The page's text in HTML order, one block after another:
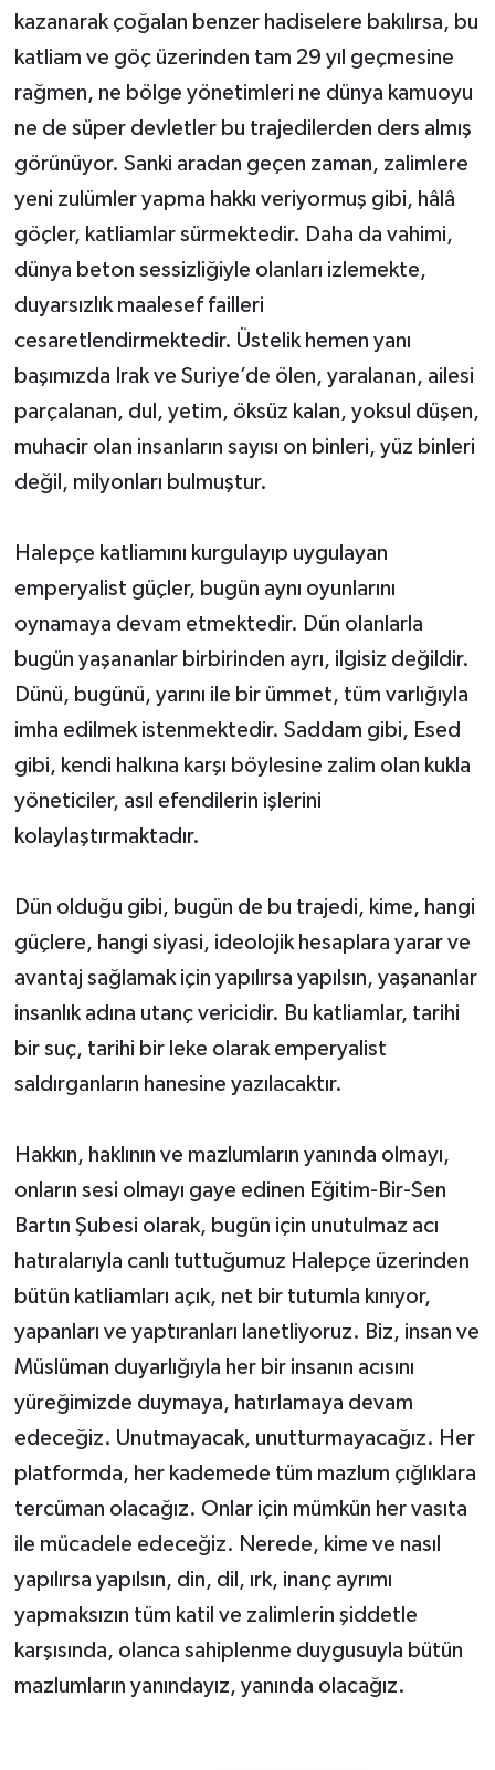
kazanarak çoğalan benzer hadiselere bakılırsa, bu
katliam ve göç üzerinden tam 29 yıl geçmesine
rağmen, ne bölge yönetimleri ne dünya kamuoyu
ne de süper devletler bu trajedilerden ders almış
görünüyor. Sanki aradan geçen zaman, zalimlere
yeni zulümler yapma hakkı veriyormuş gibi, hâlâ
göçler, katliamlar sürmektedir. Daha da vahimi,
dünya beton sessizliğiyle olanları izlemekte,
duyarsızlık maalesef failleri
cesaretlendirmektedir. Üstelik hemen yanı
başımızda Irak ve Suriye’de ölen, yaralanan, ailesi
parçalanan, dul, yetim, öksüz kalan, yoksul düşen,
muhacir olan insanların sayısı on binleri, yüz binleri
değil, milyonları bulmuştur.
Halepçe katliamını kurgulayıp uygulayan
emperyalist güçler, bugün aynı oyunlarını
oynamaya devam etmektedir. Dün olanlarla
bugün yaşananlar birbirinden ayrı, ilgisiz değildir.
Dünü, bugünü, yarını ile bir ümmet, tüm varlığıyla
imha edilmek istenmektedir. Saddam gibi, Esed
gibi, kendi halkına karşı böylesine zalim olan kukla
yöneticiler, asıl efendilerin işlerini
kolaylaştırmaktadır.
Dün olduğu gibi, bugün de bu trajedi, kime, hangi
güçlere, hangi siyasi, ideolojik hesaplara yarar ve
avantaj sağlamak için yapılırsa yapılsın, yaşananlar
insanlık adına utanç vericidir. Bu katliamlar, tarihi
bir suç, tarihi bir leke olarak emperyalist
saldırganların hanesine yazılacaktır.
Hakkın, haklının ve mazlumların yanında olmayı,
onların sesi olmayı gaye edinen Eğitim-Bir-Sen
Bartın Şubesi olarak, bugün için unutulmaz acı
hatıralarıyla canlı tuttuğumuz Halepçe üzerinden
bütün katliamları açık, net bir tutumla kınıyor,
yapanları ve yaptıranları lanetliyoruz. Biz, insan ve
Müslüman duyarlığıyla her bir insanın acısını
yüreğimizde duymaya, hatırlamaya devam
edeceğiz. Unutmayacak, unutturmayacağız. Her
platformda, her kademede tüm mazlum çığlıklara
tercüman olacağız. Onlar için mümkün her vasıta
ile mücadele edeceğiz. Nerede, kime ve nasıl
yapılırsa yapılsın, din, dil, ırk, inanç ayrımı
yapmaksızın tüm katil ve zalimlerin şiddetle
karşısında, olanca sahiplenme duygusuyla bütün
mazlumların yanındayız, yanında olacağız.